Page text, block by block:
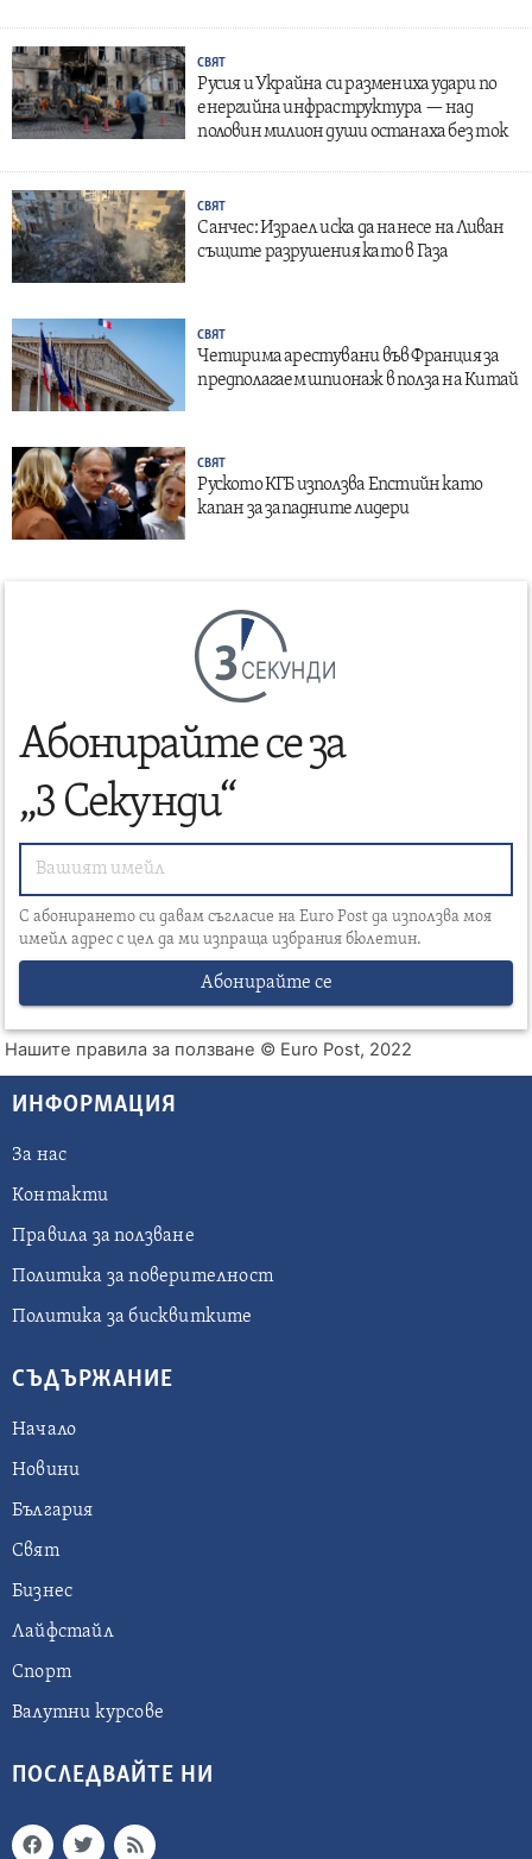
СВЯТ
Русия и Украйна си размениха удари по
енергийна инфраструктура — над
половин милион души останаха без ток
СВЯТ
Санчес: Израел иска да нанесе на Ливан
същите разрушения като в Газа
СВЯТ
Четирима арестувани във Франция за
предполагаем шпионаж в полза на Китай
СВЯТ
Руското КГБ използва Епстийн като
капан за западните лидери
СЕКУНДИ
Абонирайте се за
„3 Секунди“
С абонирането си давам съгласие на Euro Post да използва моя
имейл адрес с цел да ми изпраща избрания бюлетин.
Абонирайте се
Нашите правила за ползване © Euro Post, 2022
ИНФОРМАЦИЯ
За нас
Контакти
Правила за ползване
Политика за поверителност
Политика за бисквитките
СЪДЪРЖАНИЕ
Начало
Новини
България
Свят
Бизнес
Лайфстайл
Спорт
Валутни курсове
ПОСЛЕДВАЙТЕ НИ